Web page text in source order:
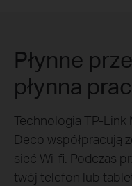
Płynne
płynna
Technologia TP-Link
Deco współpracują
sieć Wi-fi. Podczas
twój telefon lub